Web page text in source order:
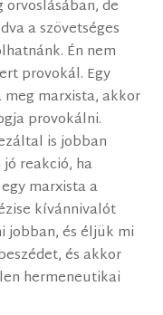
de
a szövetséges
Én nem
provokál. Egy
marxista, akkor
provokálni.
is jobban
reakció, ha
marxista a
kívánnivalót
jobban, és éljük mi
és akkor
hermeneutikai